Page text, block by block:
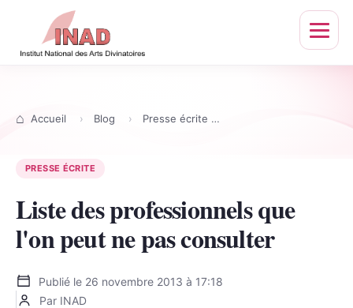
Ouvrir
Accueil Blog Presse écrite
PRESSE ÉCRITE
Liste des professionnels que
l'on peut ne pas consulter
Publié le 26 novembre 2013 à 17:18
Par INAD